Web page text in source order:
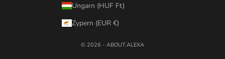
Ungarn (HUF Ft)
Zypern (EUR €)
© 2026 - ABOUT.ALEXA